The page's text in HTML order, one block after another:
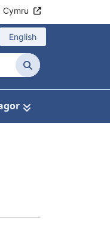
Cymru
English
Chwilio